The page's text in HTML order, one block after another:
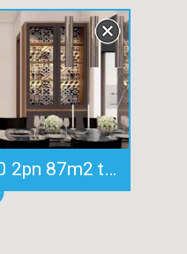
Căn hộ Hà Đô Q10 2pn 87m2 tầng 17 full nội thất 21tr/tháng bao phí